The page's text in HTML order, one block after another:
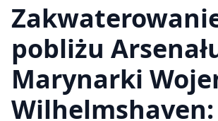
pobliżu
Marynarki
Wilhelmshaven: